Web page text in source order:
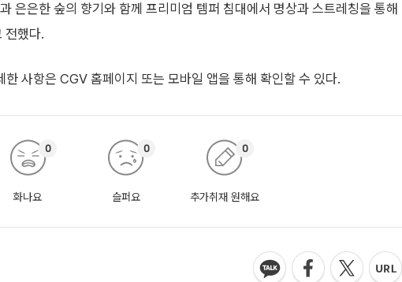
은은한 숲의 향기와 함께 프리미엄 템퍼 침대에서 명상과 스트레칭을 통해
전했다.
사항은 CGV 홈페이지 또는 모바일 앱을 통해 확인할 수 있다.
화나요
0
슬퍼요
0
추가취재 원해요
0